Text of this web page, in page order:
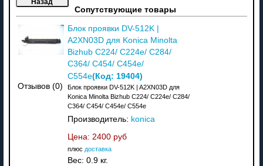
Сопутствующие товары
Отзывов (0)
Блок проявки DV-512K |
A2XN03D для Konica Minolta
Bizhub C224/ C224e/ C284/
C364/ C454/ C454e/
C554e(Код: 19404)
Блок проявки DV-512K | A2XN03D для
Konica Minolta Bizhub C224/ C224e/ C284/
C364/ C454/ C454e/ C554e
Производитель: konica
Цена: 2400 руб
плюс доставка
Вес: 0.9 кг.